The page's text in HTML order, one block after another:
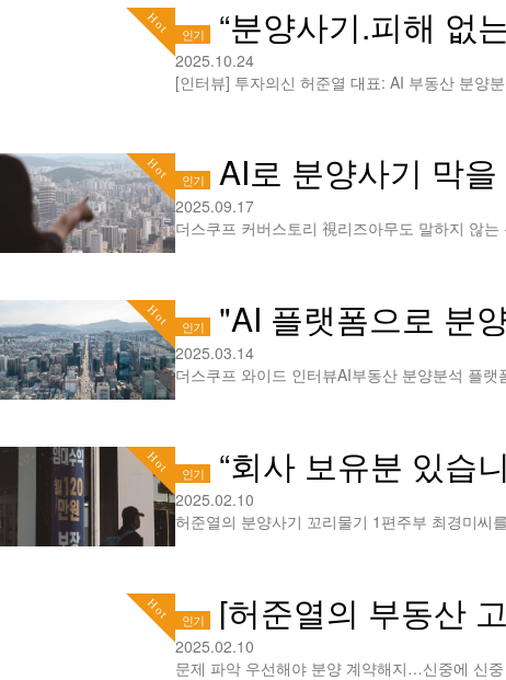
Hot
인기 “분양사기.피해 없
2025.10.24
Hot
인기 AI로 분양사기 막을 수
2025.09.17
Hot
인기 "AI 플랫폼으로 분
2025.03.14
Hot
인기 “회사 보유분 있습
2025.02.10
Hot
인기 [허준열의 부동산
2025.02.10